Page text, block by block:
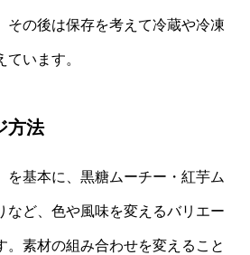
その後は保存を考えて冷蔵や冷凍
います。
方法
を基本に、黒糖ムーチー・紅芋ム
など、色や風味を変えるバリエー
。素材の組み合わせを変えること